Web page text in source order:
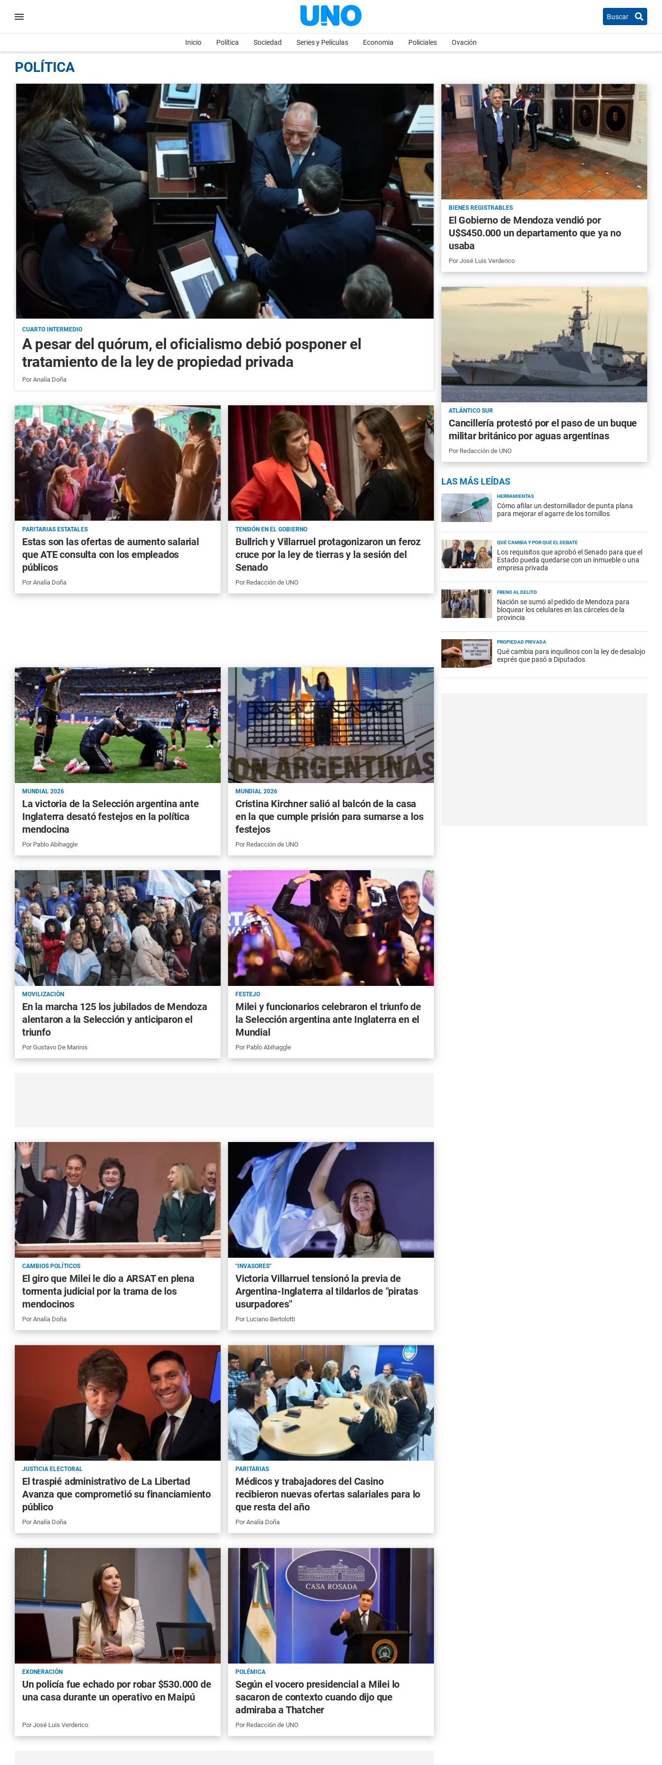
Buscar
Inicio Política Sociedad Series y Películas Economia Policiales Ovación
POLÍTICA
CUARTO INTERMEDIO
A pesar del quórum, el oficialismo debió posponer el
tratamiento de la ley de propiedad privada
PorAnalía Doña
PARITARIAS ESTATALES
Estas son las ofertas de aumento salarial
que ATE consulta con los empleados
públicos
PorAnalía Doña
TENSIÓN EN EL GOBIERNO
Bullrich y Villarruel protagonizaron un feroz
cruce por la ley de tierras y la sesión del
Senado
Por Redacción de UNO
MUNDIAL 2026
La victoria de la Selección argentina ante
Inglaterra desató festejos en la política
mendocina
Por Pablo Abihaggle
MUNDIAL 2026
Cristina Kirchner salió al balcón de la casa
en la que cumple prisión para sumarse a los
festejos
Por Redacción de UNO
MOVILIZACIÒN
En la marcha 125 los jubilados de Mendoza
alentaron a la Selección y anticiparon el
triunfo
PorGustavo De Marinis
FESTEJO
Milei y funcionarios celebraron el triunfo de
la Selección argentina ante Inglaterra en el
Mundial
Por Pablo Abihaggle
CAMBIOS POLÍTICOS
El giro que Milei le dio a ARSAT en plena
tormenta judicial por la trama de los
mendocinos
PorAnalía Doña
"INVASORES"
Victoria Villarruel tensionó la previa de
Argentina-Inglaterra al tildarlos de "piratas
usurpadores"
Por Luciano Bertolotti
JUSTICIA ELECTORAL
El traspié administrativo de La Libertad
Avanza que comprometió su financiamiento
público
PorAnalía Doña
PARITARIAS
Médicos y trabajadores del Casino
recibieron nuevas ofertas salariales para lo
que resta del año
PorAnalía Doña
EXONERACIÓN
Un policía fue echado por robar $530.000 de
una casa durante un operativo en Maipú
PorJosé Luis Verderico
POLÉMICA
Según el vocero presidencial a Milei lo
sacaron de contexto cuando dijo que
admiraba a Thatcher
Por Redacción de UNO
BIENES REGISTRABLES
El Gobierno de Mendoza vendió por
U$S450.000 un departamento que ya no
usaba
PorJosé Luis Verderico
ATLÁNTICO SUR
Cancillería protestó por el paso de un buque
militar británico por aguas argentinas
Por Redacción de UNO
LAS MÁS LEÍDAS
HERRAMIENTAS
Cómo afilar un destornillador de punta plana
para mejorar el agarre de los tornillos
QUÉ CAMBIA Y POR QUÉ EL DEBATE
Los requisitos que aprobó el Senado para que el
Estado pueda quedarse con un inmueble o una
empresa privada
FRENO AL DELITO
Nación se sumó al pedido de Mendoza para
bloquear los celulares en las cárceles de la
provincia
PROPIEDAD PRIVADA
Qué cambia para inquilinos con la ley de desalojo
exprés que pasó a Diputados